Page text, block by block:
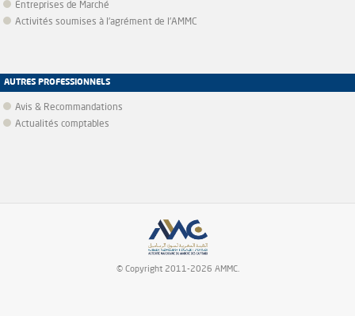
Entreprises de Marché
Activités soumises à l'agrément de l'AMMC
AUTRES PROFESSIONNELS
Avis & Recommandations
Actualités comptables
© Copyright 2011-2026 AMMC.